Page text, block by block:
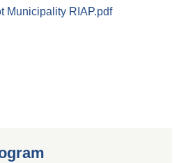
Municipality RIAP.pdf